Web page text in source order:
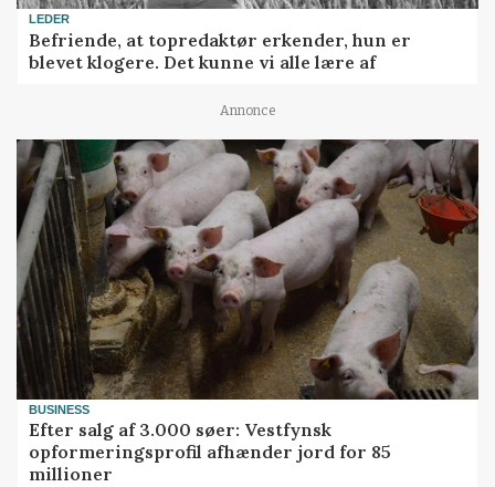
LEDER
Befriende, at topredaktør erkender, hun er
blevet klogere. Det kunne vi alle lære af
Annonce
BUSINESS
Efter salg af 3.000 søer: Vestfynsk
opformeringsprofil afhænder jord for 85
millioner